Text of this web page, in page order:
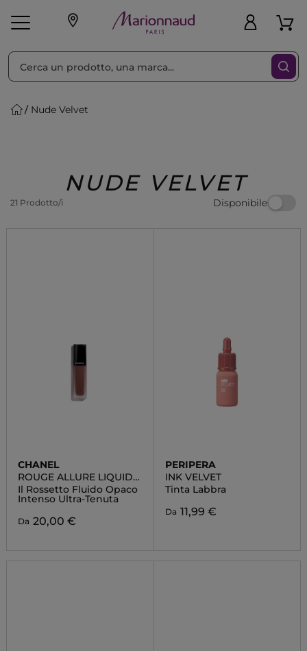
Make-up
Regalo
Nude Velvet
NUDE VELVET
21 Prodotto/i Disponibile
Ordina per Filtra
CHANEL
ROUGE ALLURE LIQUID
VELVET
Il Rossetto Fluido Opaco
Intenso Ultra-Tenuta
Da 20,00 €
PERIPERA
INK VELVET
Tinta Labbra
Da 11,99 €